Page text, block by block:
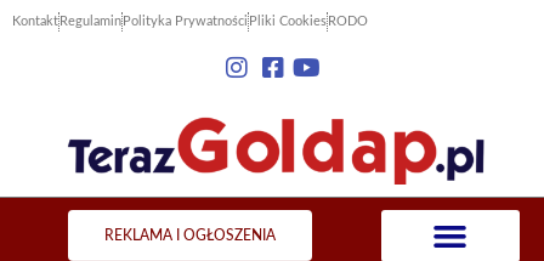
Kontakt Regulamin Polityka Prywatności Pliki Cookies RODO
REKLAMA I OGŁOSZENIA